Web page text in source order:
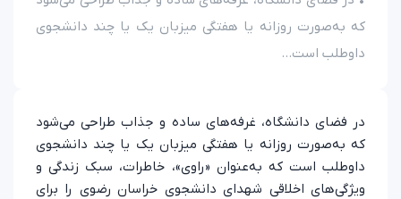
که به‌صورت روزانه یا هفتگی میزبان یک یا چند دانشجوی
داوطلب است...
در فضای دانشگاه، غرفه‌های ساده و جذاب طراحی می‌شود
که به‌صورت روزانه یا هفتگی میزبان یک یا چند دانشجوی
داوطلب است که به‌عنوان «راوی»، خاطرات، سبک زندگی و
ویژگی‌های اخلاقی شهدای دانشجوی خراسان رضوی را برای